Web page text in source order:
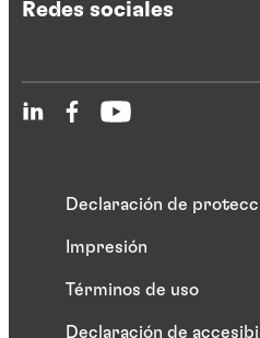
Redes sociales
Declaración de
Impresión
Términos de uso
Declaración de